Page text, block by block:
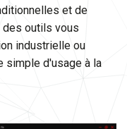
et de
des outils vous
industrielle ou
simple d'usage à la